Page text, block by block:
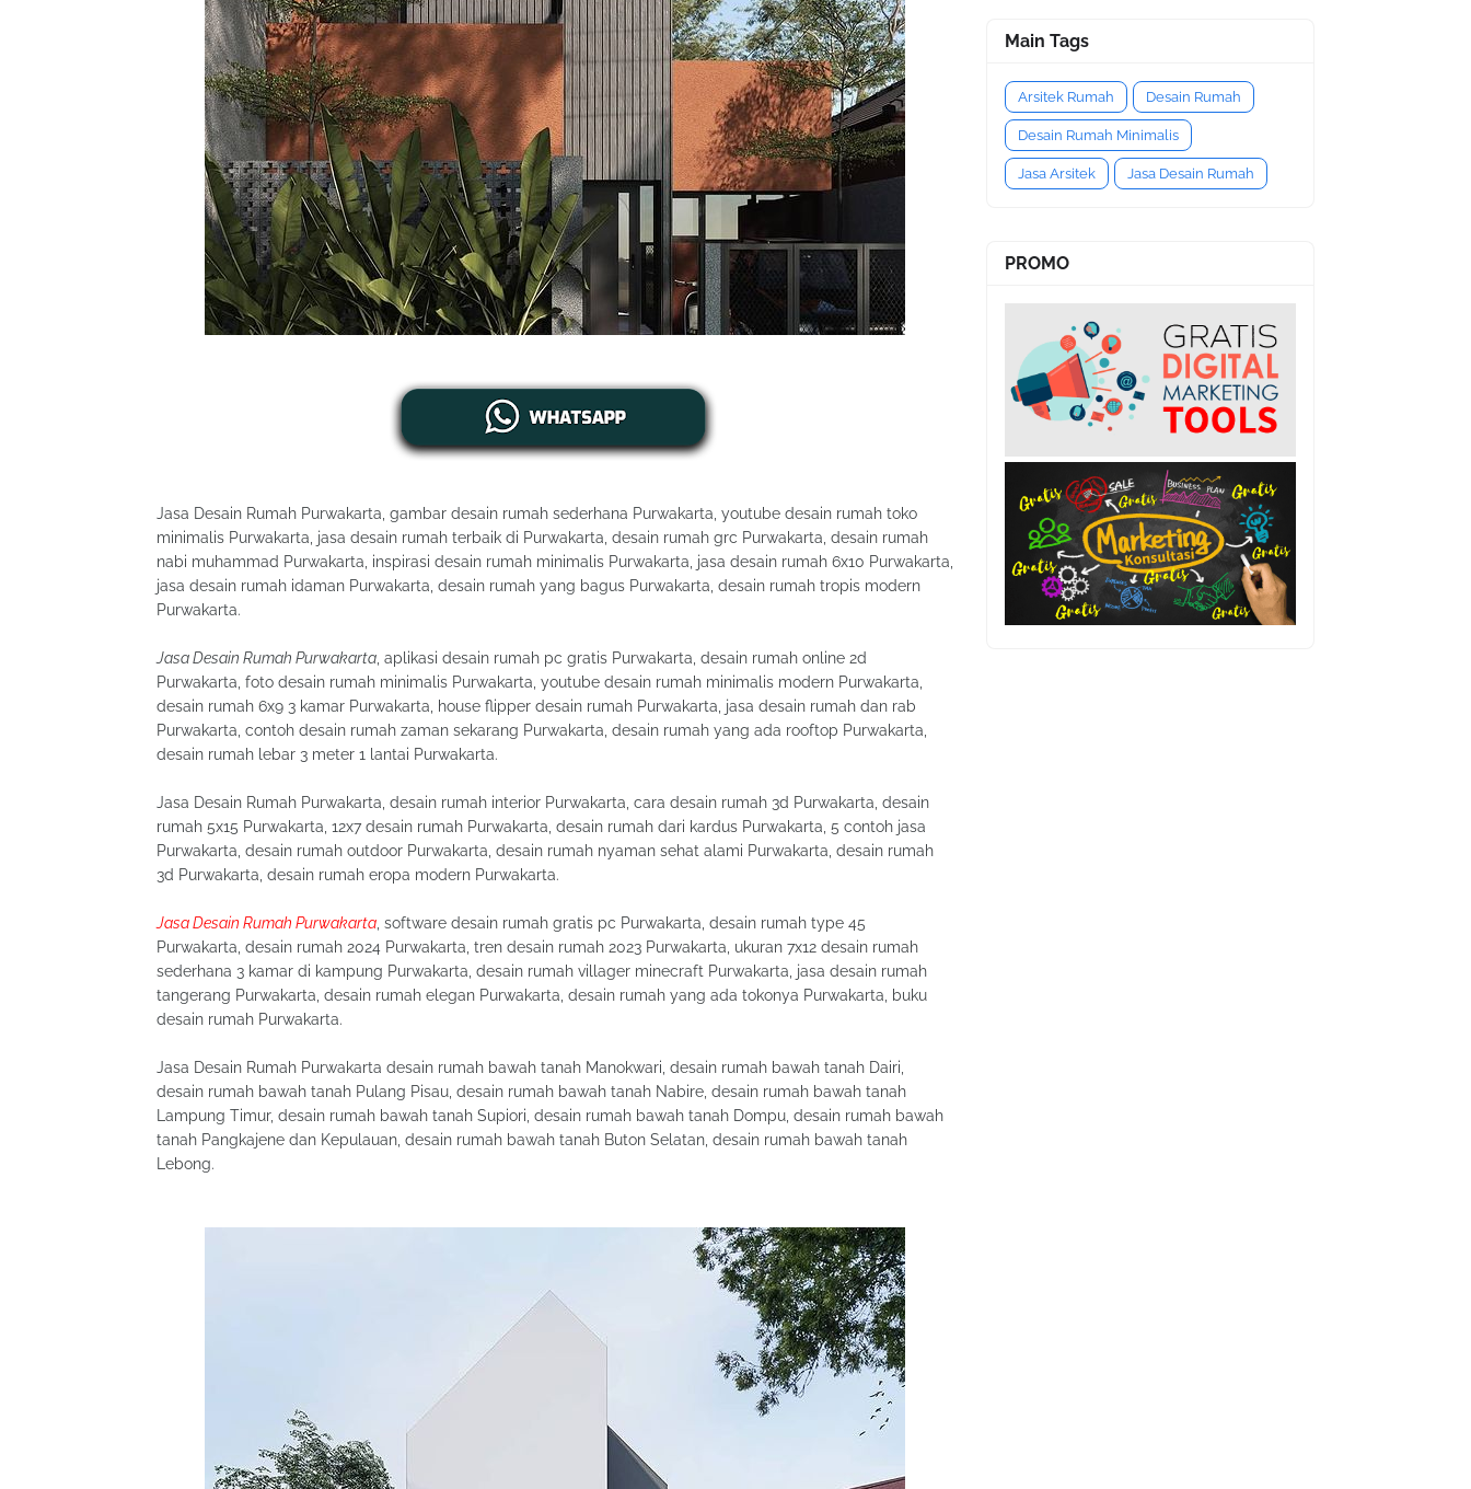
Jasa Desain Rumah Purwakarta, gambar desain rumah sederhana Purwakarta, youtube desain rumah toko
minimalis Purwakarta, jasa desain rumah terbaik di Purwakarta, desain rumah grc Purwakarta, desain rumah
nabi muhammad Purwakarta, inspirasi desain rumah minimalis Purwakarta, jasa desain rumah 6x10 Purwakarta,
jasa desain rumah idaman Purwakarta, desain rumah yang bagus Purwakarta, desain rumah tropis modern
Purwakarta.
Jasa Desain Rumah Purwakarta , aplikasi desain rumah pc gratis Purwakarta, desain rumah online 2d
Purwakarta, foto desain rumah minimalis Purwakarta, youtube desain rumah minimalis modern Purwakarta,
desain rumah 6x9 3 kamar Purwakarta, house flipper desain rumah Purwakarta, jasa desain rumah dan rab
Purwakarta, contoh desain rumah zaman sekarang Purwakarta, desain rumah yang ada rooftop Purwakarta,
desain rumah lebar 3 meter 1 lantai Purwakarta.
Jasa Desain Rumah Purwakarta, desain rumah interior Purwakarta, cara desain rumah 3d Purwakarta, desain
rumah 5x15 Purwakarta, 12x7 desain rumah Purwakarta, desain rumah dari kardus Purwakarta, 5 contoh jasa
Purwakarta, desain rumah outdoor Purwakarta, desain rumah nyaman sehat alami Purwakarta, desain rumah
3d Purwakarta, desain rumah eropa modern Purwakarta.
Jasa Desain Rumah Purwakarta , software desain rumah gratis pc Purwakarta, desain rumah type 45
Purwakarta, desain rumah 2024 Purwakarta, tren desain rumah 2023 Purwakarta, ukuran 7x12 desain rumah
sederhana 3 kamar di kampung Purwakarta, desain rumah villager minecraft Purwakarta, jasa desain rumah
tangerang Purwakarta, desain rumah elegan Purwakarta, desain rumah yang ada tokonya Purwakarta, buku
desain rumah Purwakarta.
Jasa Desain Rumah Purwakarta desain rumah bawah tanah Manokwari, desain rumah bawah tanah Dairi,
desain rumah bawah tanah Pulang Pisau, desain rumah bawah tanah Nabire, desain rumah bawah tanah
Lampung Timur, desain rumah bawah tanah Supiori, desain rumah bawah tanah Dompu, desain rumah bawah
tanah Pangkajene dan Kepulauan, desain rumah bawah tanah Buton Selatan, desain rumah bawah tanah
Lebong.
Main Tags
Arsitek Rumah Desain Rumah
Desain Rumah Minimalis
Jasa Arsitek Jasa Desain Rumah
PROMO